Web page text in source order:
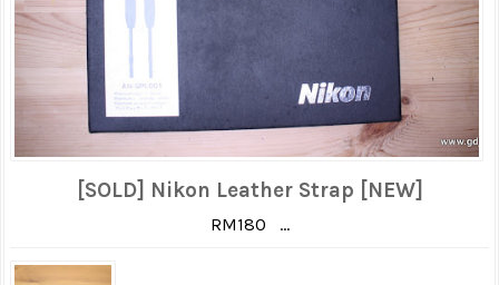
[SOLD] Nikon Leather Strap [NEW]
RM180 ...